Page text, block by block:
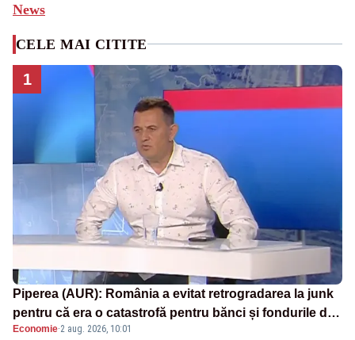
News
CELE MAI CITITE
1
Piperea (AUR): România a evitat retrogradarea la junk
pentru că era o catastrofă pentru bănci și fondurile de
pensii
Economie·2 aug. 2026, 10:01